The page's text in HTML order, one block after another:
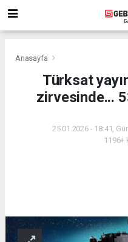
Anasayfa
Türksat
zirvesinde...
25.01.2026 - 18:41,
1196+